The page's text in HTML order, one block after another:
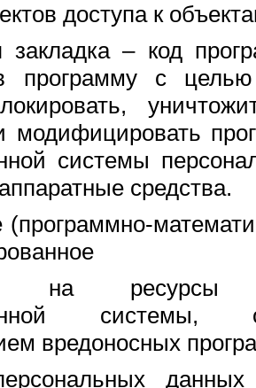
доступа к
закладка – код
программу с целью
модифицировать
системы
средства.
на ресурсы
системы,
вредоносных